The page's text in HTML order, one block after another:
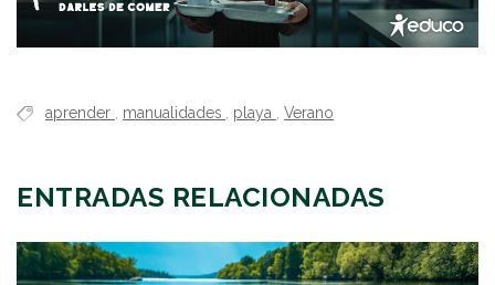
aprender manualidades playa Verano
ENTRADAS RELACIONADAS